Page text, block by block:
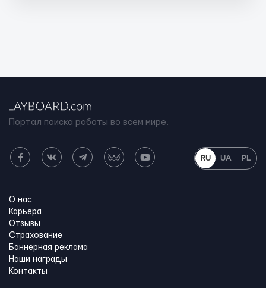
Портал поиска работы во всем мире.
RU UA PL
О нас
Карьера
Отзывы
Страхование
Баннерная реклама
Наши награды
Контакты